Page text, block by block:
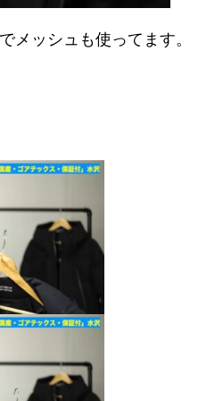
メッシュも使ってます。